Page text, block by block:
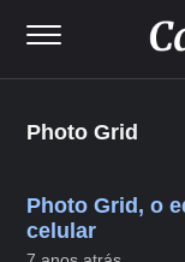
Photo Grid
Photo Grid, o
celular